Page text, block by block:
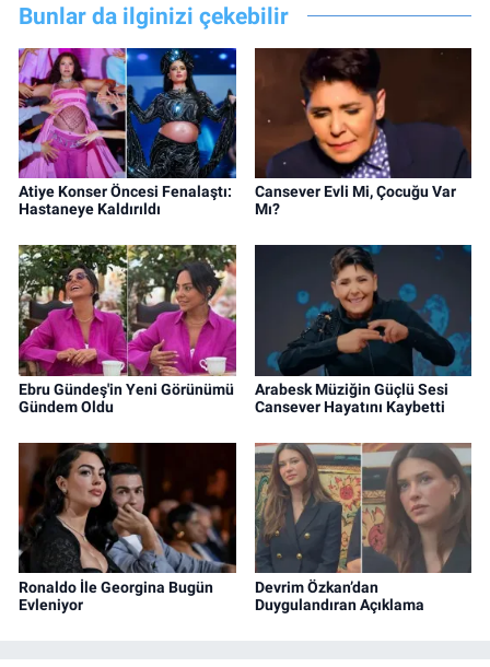
Bunlar da ilginizi çekebilir
Atiye Konser Öncesi Fenalaştı:
Hastaneye Kaldırıldı
Cansever Evli Mi, Çocuğu Var
Mı?
Ebru Gündeş'in Yeni Görünümü
Gündem Oldu
Arabesk Müziğin Güçlü Sesi
Cansever Hayatını Kaybetti
Ronaldo İle Georgina Bugün
Evleniyor
Devrim Özkan’dan
Duygulandıran Açıklama